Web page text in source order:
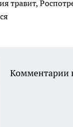
травит,
Комментарии